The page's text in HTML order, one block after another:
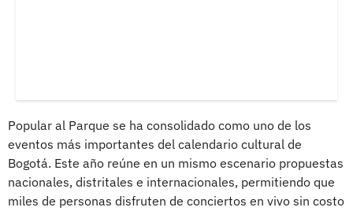
Popular al Parque se ha consolidado como uno de los
eventos más importantes del calendario cultural de
Bogotá. Este año reúne en un mismo escenario propuestas
nacionales, distritales e internacionales, permitiendo que
miles de personas disfruten de conciertos en vivo sin costo